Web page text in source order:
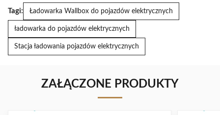
Tagi: Ładowarka Wallbox do pojazdów elektrycznych
ładowarka do pojazdów elektrycznych
Stacja ładowania pojazdów elektrycznych
ZAŁĄCZONE PRODUKTY